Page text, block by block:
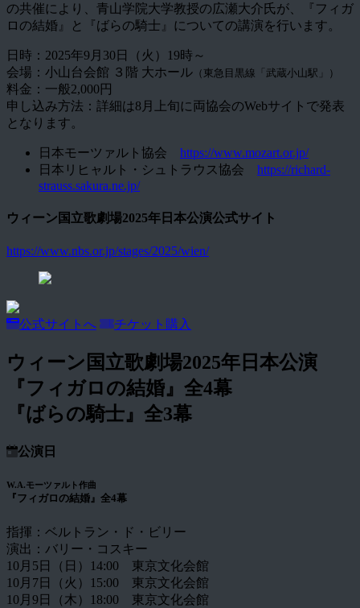
の共催により、青山学院大学教授の広瀬大介氏が、『フィガ
ロの結婚』と『ばらの騎士』についての講演を行います。
日時：2025年9月30日（火）19時～
会場：小山台会館 ３階 大ホール （東急目黒線「武蔵小山駅」）
料金：一般2,000円
申し込み方法：詳細は8月上旬に両協会のWebサイトで発表
となります。
日本モーツァルト協会 https://www.mozart.or.jp/
日本リヒャルト・シュトラウス協会 https://richard-
strauss.sakura.ne.jp/
ウィーン国立歌劇場2025年日本公演公式サイト
https://www.nbs.or.jp/stages/2025/wien/
公式サイトへ チケット購入
ウィーン国立歌劇場2025年日本公演
『フィガロの結婚』全4幕
『ばらの騎士』全3幕
公演日
W.A.モーツァルト作曲
『フィガロの結婚』全4幕
指揮：ベルトラン・ド・ビリー
演出：バリー・コスキー
10月5日（日）14:00 東京文化会館
10月7日（火）15:00 東京文化会館
10月9日（木）18:00 東京文化会館